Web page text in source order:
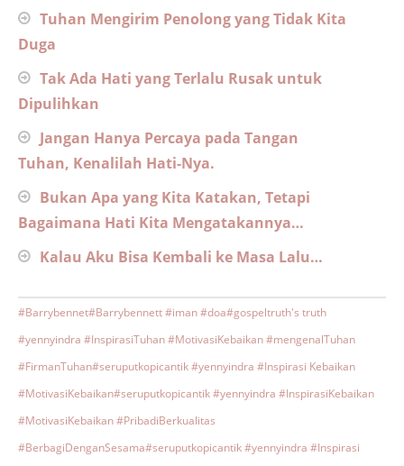
Tuhan Mengirim Penolong yang Tidak Kita
Duga
Tak Ada Hati yang Terlalu Rusak untuk
Dipulihkan
Jangan Hanya Percaya pada Tangan
Tuhan, Kenalilah Hati-Nya.
Bukan Apa yang Kita Katakan, Tetapi
Bagaimana Hati Kita Mengatakannya…
Kalau Aku Bisa Kembali ke Masa Lalu…
#Barrybennet#Barrybennett #iman #doa#gospeltruth's truth
#yennyindra #InspirasiTuhan #MotivasiKebaikan #mengenalTuhan
#FirmanTuhan#seruputkopicantik #yennyindra #Inspirasi Kebaikan
#MotivasiKebaikan#seruputkopicantik #yennyindra #InspirasiKebaikan
#MotivasiKebaikan #PribadiBerkualitas
#BerbagiDenganSesama#seruputkopicantik #yennyindra #Inspirasi